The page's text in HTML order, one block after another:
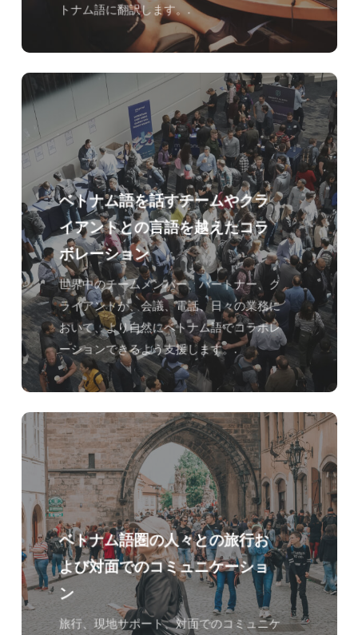
トナム語に翻訳します。.
ベトナム語を話すチームやクラ
イアントとの言語を越えたコラ
ボレーション
世界中のチームメンバー、パートナー、ク
ライアントが、会議、電話、日々の業務に
おいて、より自然にベトナム語でコラボレ
ーションできるよう支援します。.
ベトナム語圏の人々との旅行お
よび対面でのコミュニケーショ
ン
旅行、現地サポート、対面でのコミュニケ